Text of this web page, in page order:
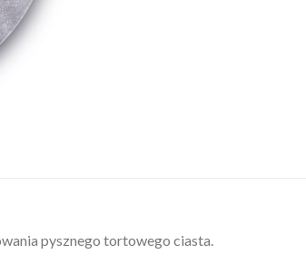
pysznego tortowego ciasta.